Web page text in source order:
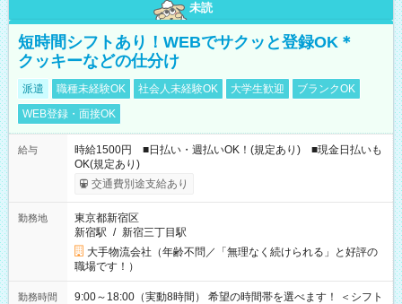
未読
短時間シフトあり！WEBでサクッと登録OK＊
クッキーなどの仕分け
派遣 職種未経験OK 社会人未経験OK 大学生歓迎
ブランクOK
WEB登録・面接OK
給与
時給1500円 ■日払い・週払いOK！(規定あり) ■現金日払いも
OK(規定あり)
交通費別途支給あり
勤務地
東京都新宿区
新宿駅 / 新宿三丁目駅
大手物流会社（年齢不問／「無理なく続けられる」と好評の
職場です！）
勤務時間
9:00～18:00（実動8時間） 希望の時間帯を選べます！ ＜シフト